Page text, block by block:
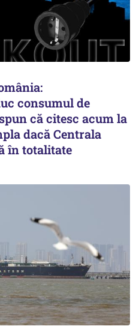
consumul de
că citesc acum la
dacă Centrala
în totalitate